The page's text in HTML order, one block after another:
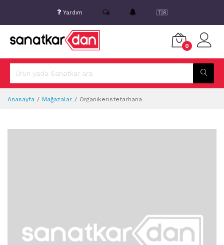
Yardım 🇹🇷
0
Anasayfa Mağazalar Organikeristetarhana